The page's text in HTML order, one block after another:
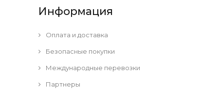
Информация
Оплата и доставка
Безопасные покупки
Международные перевозки
Партнеры